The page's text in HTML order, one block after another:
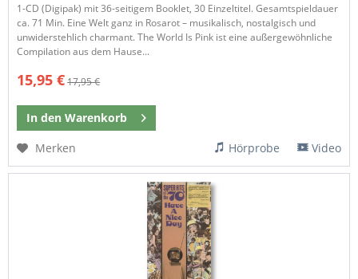
1-CD (Digipak) mit 36-seitigem Booklet, 30 Einzeltitel. Gesamtspieldauer
ca. 71 Min. Eine Welt ganz in Rosarot – musikalisch, nostalgisch und
unwiderstehlich charmant. The World Is Pink ist eine außergewöhnliche
Compilation aus dem Hause...
15,95 €17,95 €
In den Warenkorb
Merken
Hörprobe Video